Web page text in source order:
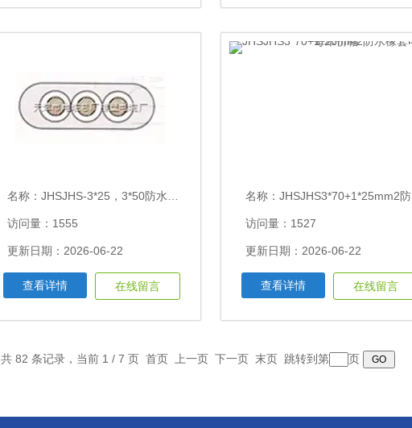
名称： JHSJHS-3*25，3*50防水橡套电缆价格及用途
访问量：1555
更新日期：2026-06-22
查看详情 在线留言
名称： JHSJHS3*70+1*25mm2防水橡套电缆每米价格
访问量：1527
更新日期：2026-06-22
查看详情 在线留言
共 82 条记录，当前 1 / 7 页 首页 上一页 下一页 末页 跳转到第 页